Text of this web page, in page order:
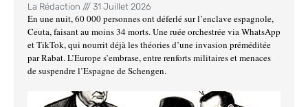
La Rédaction 31 Juillet 2026
En une nuit, 60 000 personnes ont déferlé sur l’enclave espagnole,
Ceuta, faisant au moins 34 morts. Une ruée orchestrée via WhatsApp
et TikTok, qui nourrit déjà les théories d’une invasion préméditée
par Rabat. L’Europe s’embrase, entre renforts militaires et menaces
de suspendre l’Espagne de Schengen.